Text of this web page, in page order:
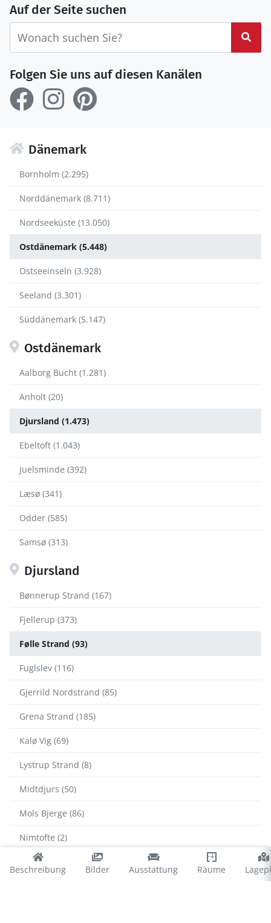
Beschreibung Bilder Ausstattung Räume
Auf der Seite suchen
Folgen Sie uns auf diesen Kanälen
Dänemark
Bornholm (2.295)
Norddänemark (8.711)
Nordseeküste (13.050)
Ostdänemark (5.448)
Ostseeinseln (3.928)
Seeland (3.301)
Süddänemark (5.147)
Ostdänemark
Aalborg Bucht (1.281)
Anholt (20)
Djursland (1.473)
Ebeltoft (1.043)
Juelsminde (392)
Læsø (341)
Odder (585)
Samsø (313)
Djursland
Bønnerup Strand (167)
Fjellerup (373)
Følle Strand (93)
Fuglslev (116)
Gjerrild Nordstrand (85)
Grena Strand (185)
Kalø Vig (69)
Lystrup Strand (8)
Midtdjurs (50)
Mols Bjerge (86)
Nimtofte (2)
Selkær Mølle (32)